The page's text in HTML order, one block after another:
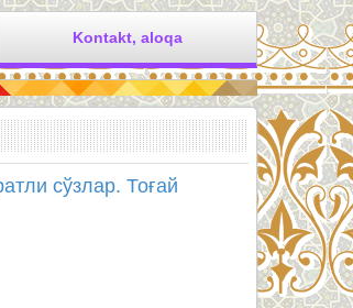
Kontakt, aloqa
сўзлар. Тоғай